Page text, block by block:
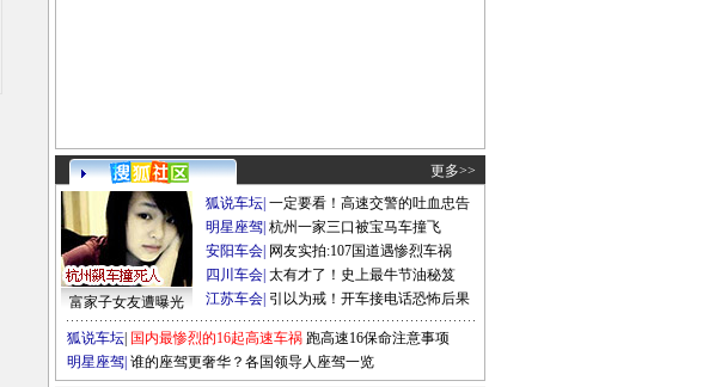
更多>>
富家子女友遭曝光
狐说车坛 一定要看！高速交警的吐血忠告
明星座驾 杭州一家三口被宝马车撞飞
安阳车会 网友实拍:107国道遇惨烈车祸
四川车会 太有才了！史上最牛节油秘笈
江苏车会 引以为戒！开车接电话恐怖后果
狐说车坛 国内最惨烈的16起高速车祸 跑高速16保命注意事项
明星座驾 谁的座驾更奢华？各国领导人座驾一览